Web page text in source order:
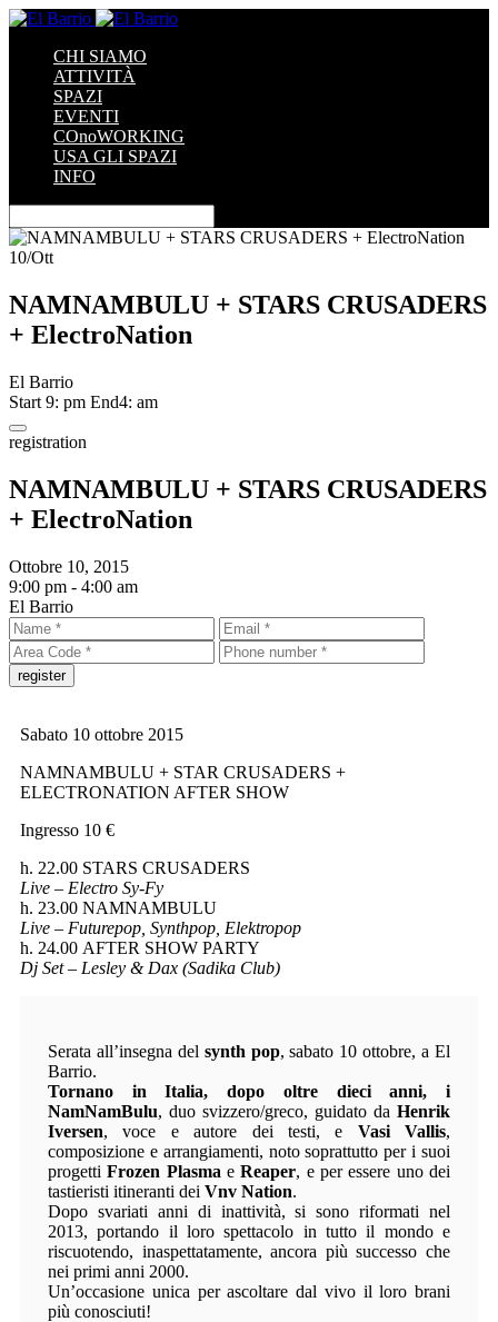
CHI SIAMO
ATTIVITÀ
SPAZI
EVENTI
COnoWORKING
USA GLI SPAZI
INFO
10/Ott
NAMNAMBULU + STARS CRUSADERS
+ ElectroNation
El Barrio
Start 9: pm End4: am
registration
NAMNAMBULU + STARS CRUSADERS
+ ElectroNation
Ottobre 10, 2015
9:00 pm - 4:00 am
El Barrio
Sabato 10 ottobre 2015
NAMNAMBULU + STAR CRUSADERS +
ELECTRONATION AFTER SHOW
Ingresso 10 €
h. 22.00 STARS CRUSADERS
Live – Electro Sy-Fy
h. 23.00 NAMNAMBULU
Live – Futurepop, Synthpop, Elektropop
h. 24.00 AFTER SHOW PARTY
Dj Set – Lesley & Dax (Sadika Club)
Serata all’insegna del synth pop, sabato 10 ottobre, a El
Barrio.
Tornano in Italia, dopo oltre dieci anni, i
NamNamBulu, duo svizzero/greco, guidato da Henrik
Iversen, voce e autore dei testi, e Vasi Vallis,
composizione e arrangiamenti, noto soprattutto per i suoi
progettiFrozen Plasma eReaper, e per essere uno dei
tastieristi itineranti dei Vnv Nation.
Dopo svariati anni di inattività, si sono riformati nel
2013, portando il loro spettacolo in tutto il mondo e
riscuotendo, inaspettatamente, ancora più successo che
nei primi anni 2000.
Un’occasione unica per ascoltare dal vivo il loro brani
più conosciuti!